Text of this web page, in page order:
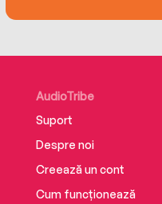
AudioTribe
Suport
Despre noi
Creează un cont
Cum funcționează